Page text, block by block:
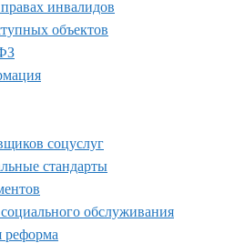
инвалидов
объектов
соцуслуг
стандарты
обслуживания
реформа